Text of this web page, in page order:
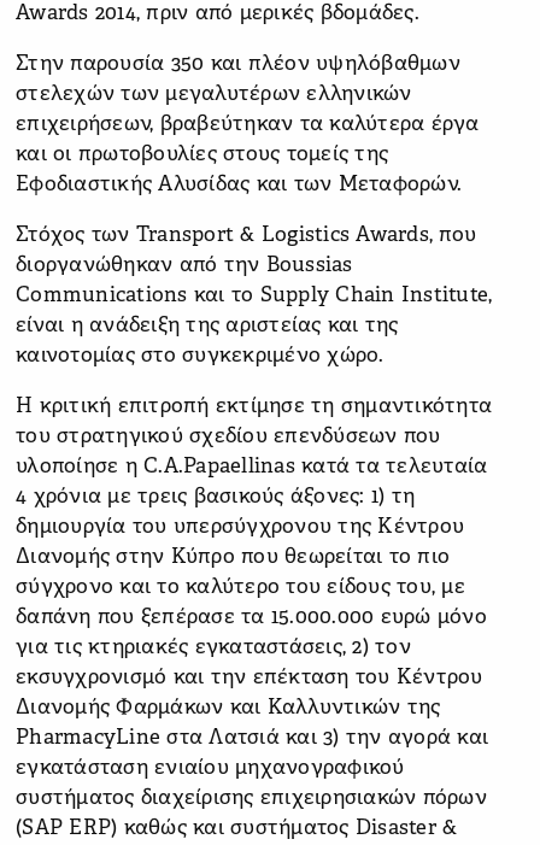
Awards 2014, πριν από μερικές βδομάδες.
Στην παρουσία 350 και πλέον υψηλόβαθμων
στελεχών των μεγαλυτέρων ελληνικών
επιχειρήσεων, βραβεύτηκαν τα καλύτερα έργα
και οι πρωτοβουλίες στους τομείς της
Εφοδιαστικής Αλυσίδας και των Μεταφορών.
Στόχος των Transport & Logistics Awards, που
διοργανώθηκαν από την Boussias
Communications και το Supply Chain Institute,
είναι η ανάδειξη της αριστείας και της
καινοτομίας στο συγκεκριμένο χώρο.
Η κριτική επιτροπή εκτίμησε τη σημαντικότητα
του στρατηγικού σχεδίου επενδύσεων που
υλοποίησε η C.A.Papaellinas κατά τα τελευταία
4 χρόνια με τρεις βασικούς άξονες: 1) τη
δημιουργία του υπερσύγχρονου της Κέντρου
Διανομής στην Κύπρο που θεωρείται το πιο
σύγχρονο και το καλύτερο του είδους του, με
δαπάνη που ξεπέρασε τα 15.000.000 ευρώ μόνο
για τις κτηριακές εγκαταστάσεις, 2) τoν
εκσυγχρονισμό και την επέκταση του Κέντρου
Διανομής Φαρμάκων και Καλλυντικών της
PharmacyLine στα Λατσιά και 3) την αγορά και
εγκατάσταση ενιαίου μηχανογραφικού
συστήματος διαχείρισης επιχειρησιακών πόρων
(SAP ERP) καθώς και συστήματος Disaster &